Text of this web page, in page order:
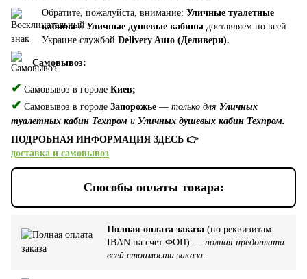
Обратите, пожалуйста, внимание: Уличные туалетные
кабиныи Уличные душевые кабины доставляем по всей
Украине службой Delivery Auto (Деливери).
Самовывоз:
✔ Самовывоз в городе Киев;
✔ Самовывоз в городе Запорожье — только для Уличных
туалетных кабин Техпром и Уличных душевых кабин Техпром.
ПОДРОБНАЯ ИНФОРМАЦИЯ ЗДЕСЬ 👉
доставка и самовывоз
Способы оплаты товара:
Полная оплата заказа (по реквизитам
IBAN на счет ФОП) — полная предоплата
всей стоимости заказа